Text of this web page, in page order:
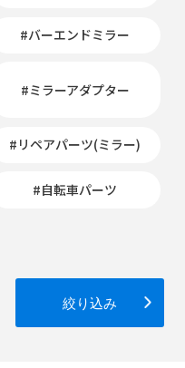
#バーエンドミラー
#ミラーアダプター
#リペアパーツ(ミラー)
#自転車パーツ
絞り込み